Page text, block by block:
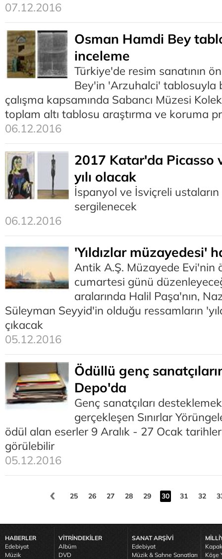
07.12.2016
Osman Hamdi Bey
inceleme
Türkiye'de resim sanatının
Bey'in 'Arzuhalci' tablosuyla
çalışma kapsamında Sabancı Müzesi
toplam altı tablosu araştırma ve koruma
06.12.2016
2017 Katar'da Picasso
yılı olacak
İspanyol ve İsviçreli
sergilenecek
06.12.2016
'Yıldızlar müzayedesi'
Antik A.Ş. Müzayede Evi'nin
cumartesi günü
aralarında Halil Paşa'nın,
Süleyman Seyyid'in olduğu ressamların
çıkacak
05.12.2016
Ödüllü genç
Depo'da
Genç sanatçıları
gerçekleşen Sınırlar
ödül alan eserler 9 Aralık - 27 Ocak
görülebilir
05.12.2016
25 26 27 28 29 30 31 32
HABERLER
Edebiyat
Müzik
VİTRİNDEKİLER
Albüm
DVD
SANAT ARŞİVİ
Edebiyat
Müzik & Sahne Sanatları
Köşe